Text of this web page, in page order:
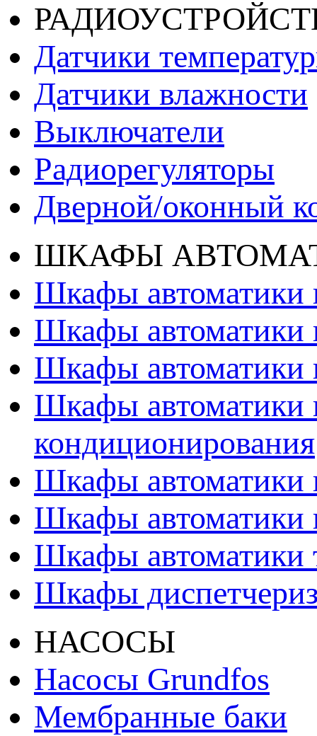
Датчики
Датчики влажности
Выключатели
Радиорегуляторы
Дверной/оконный
ШКАФЫ
Шкафы автоматики
Шкафы автоматики
Шкафы автоматики
Шкафы автоматики
кондиционирования
Шкафы автоматики
Шкафы автоматики
Шкафы автоматики
Шкафы
НАСОСЫ
Насосы Grundfos
Мембранные баки